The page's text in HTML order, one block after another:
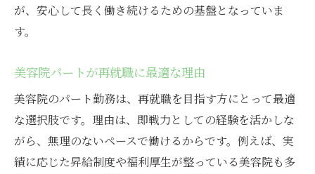
が、安心して長く働き続けるための基盤となっていま
す。
美容院パートが再就職に最適な理由
美容院のパート勤務は、再就職を目指す方にとって最適
な選択肢です。理由は、即戦力としての経験を活かしな
がら、無理のないペースで働けるからです。例えば、実
績に応じた昇給制度や福利厚生が整っている美容院も多